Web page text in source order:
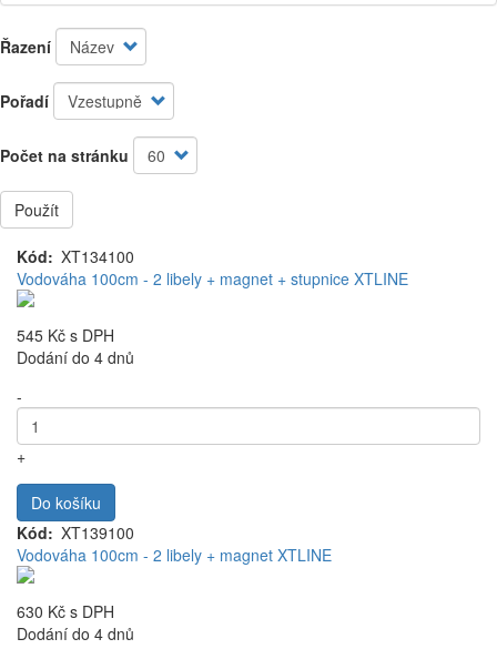
Řazení
Pořadí
Počet na stránku
Použít
Kód
XT134100
Vodováha 100cm - 2 libely + magnet + stupnice XTLINE
545 Kč s DPH
Dodání do 4 dnů
-
+
Do košíku
Kód
XT139100
Vodováha 100cm - 2 libely + magnet XTLINE
630 Kč s DPH
Dodání do 4 dnů